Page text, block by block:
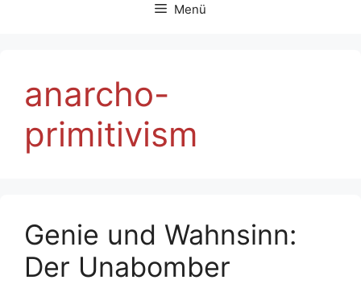
Menü
anarcho-
primitivism
Genie und Wahnsinn:
Der Unabomber